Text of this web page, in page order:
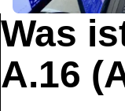
Was
A.16